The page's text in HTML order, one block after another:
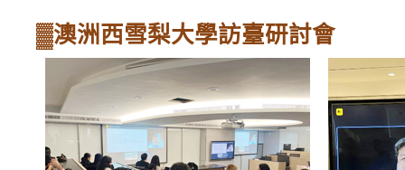
▓澳洲西雪梨大學訪臺研討會